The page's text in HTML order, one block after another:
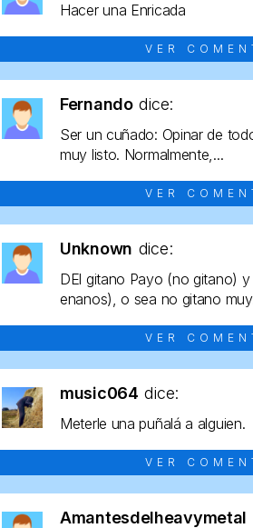
Hacer una Enricada
VER
Fernando dice:
Ser un cuñado: Opinar de
muy listo. Normalmente,...
VER
Unknown dice:
DEl gitano Payo (no gitano)
enanos), o sea no gitano
VER
music064 dice:
Meterle una puñalá a alguien.
VER
Amantesdelheavymetal